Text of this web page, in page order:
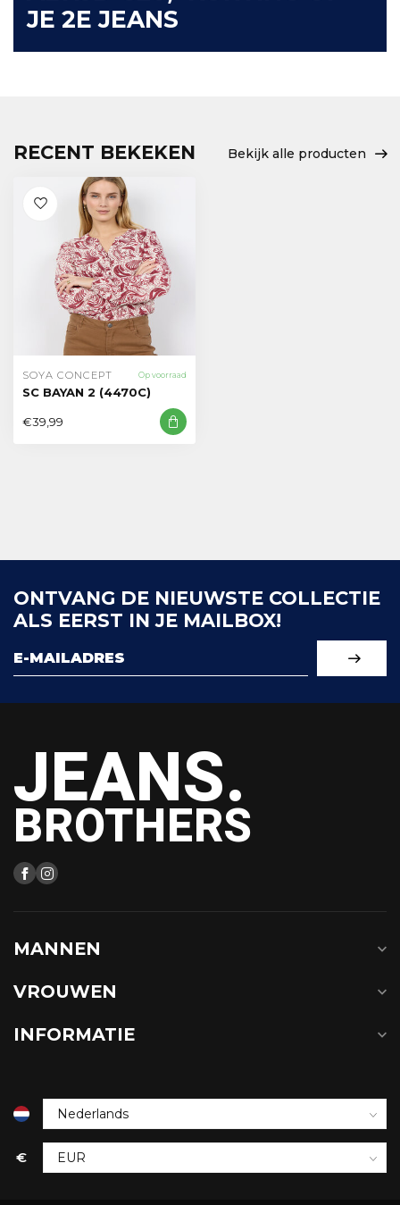
JE 2E JEANS
RECENT BEKEKEN Bekijk alle producten
SOYA CONCEPT Op voorraad
SC BAYAN 2 (4470C)
€39,99
ONTVANG DE NIEUWSTE COLLECTIE
ALS EERST IN JE MAILBOX!
JEANS.
BROTHERS
MANNEN
VROUWEN
INFORMATIE
€